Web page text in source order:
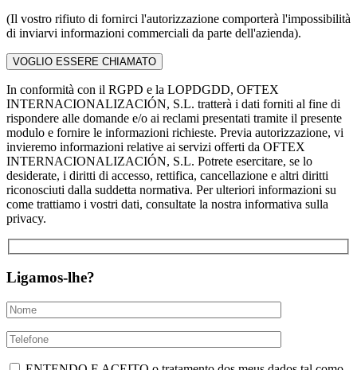
(Il vostro rifiuto di fornirci l'autorizzazione comporterà l'impossibilità
di inviarvi informazioni commerciali da parte dell'azienda).
In conformità con il RGPD e la LOPDGDD, OFTEX
INTERNACIONALIZACIÓN, S.L. tratterà i dati forniti al fine di
rispondere alle domande e/o ai reclami presentati tramite il presente
modulo e fornire le informazioni richieste. Previa autorizzazione, vi
invieremo informazioni relative ai servizi offerti da OFTEX
INTERNACIONALIZACIÓN, S.L. Potrete esercitare, se lo
desiderate, i diritti di accesso, rettifica, cancellazione e altri diritti
riconosciuti dalla suddetta normativa. Per ulteriori informazioni su
come trattiamo i vostri dati, consultate la nostra informativa sulla
privacy.
Ligamos-lhe?